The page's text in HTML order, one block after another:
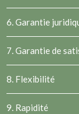
6. Garantie
7. Garantie de
8. Flexibilité
9. Rapidité